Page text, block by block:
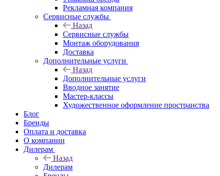
Рекламная компания
Сервисные службы
Назад
Сервисные службы
Монтаж оборудования
Доставка
Дополнительные услуги
Назад
Дополнительные услуги
Вводное занятие
Мастер-классы
Художественное оформление пространства
Блог
Бренды
Оплата и доставка
О компании
Дилерам
Назад
Дилерам